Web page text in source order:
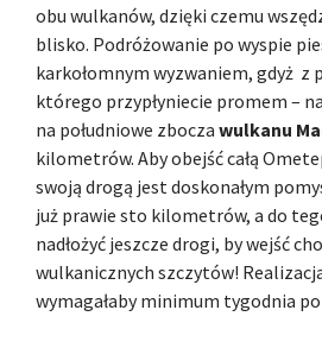
obu wulkanów, dzięki czemu
blisko. Podróżowanie po wyspie
karkołomnym wyzwaniem, gdyż z
którego przypłyniecie promem –
na południowe zbocza wulkanu
kilometrów. Aby obejść całą
swoją drogą jest doskonałym
już prawie sto kilometrów, a do
nadłożyć jeszcze drogi, by wejść
wulkanicznych szczytów!
wymagałaby minimum tygodnia